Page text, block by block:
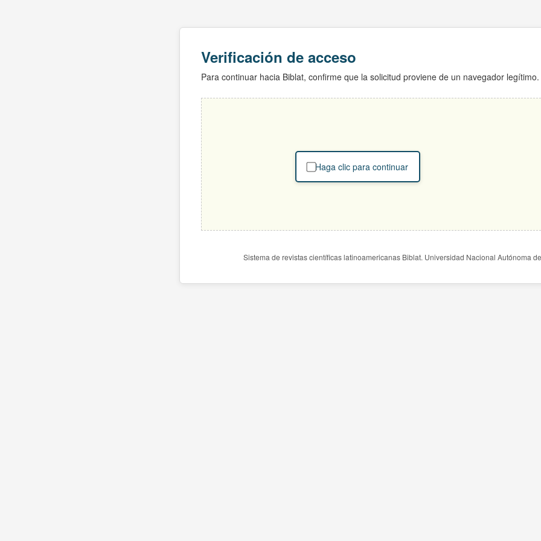
Verificación de acceso
Para continuar hacia Biblat, confirme que la solicitud proviene de un navegador legítimo.
Haga clic para continuar
Sistema de revistas científicas latinoamericanas Biblat. Universidad Nacional Autónoma